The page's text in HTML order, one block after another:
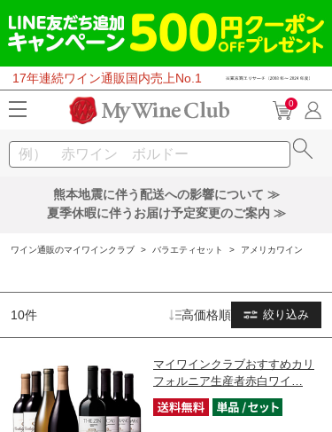
17年連続ワイン通販国内売上No.1
0
熊本地震に伴う配送への影響について ≫
夏季休暇に伴うお届け予定変更のご案内 ≫
ワイン通販のマイワインクラブ > バラエティセット > アメリカワイン
10件 絞り込み
高価格順
マイワインクラブおすすめカリ
フォルニア生産者赤白ワイ…